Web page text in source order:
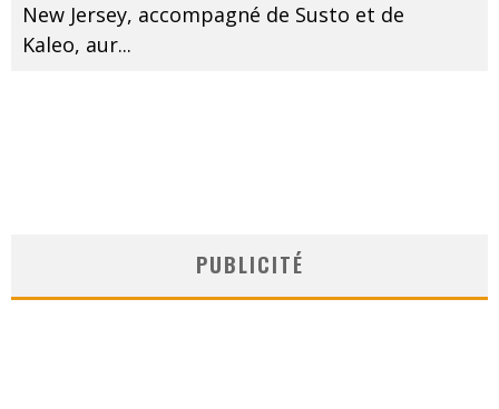
New Jersey, accompagné de Susto et de
Kaleo, aur...
PUBLICITÉ